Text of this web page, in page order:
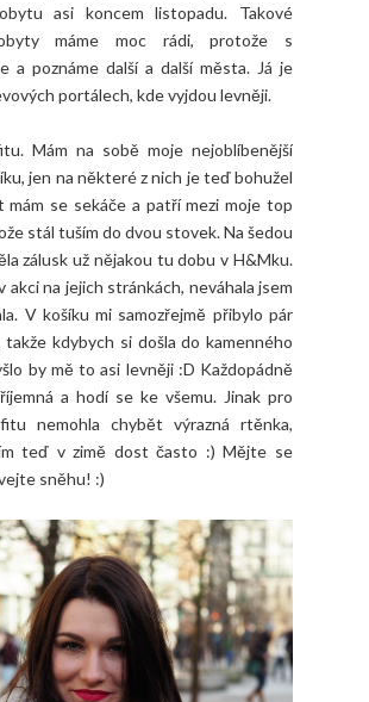
asi koncem listopadu. Takové
máme moc rádi, protože s
a poznáme další a další města. Já je
portálech, kde vyjdou levněji.
Mám na sobě moje nejoblíbenější
jen na některé z nich je teď bohužel
mám se sekáče a patří mezi moje top
stál tuším do dvou stovek. Na šedou
zálusk už nějakou tu dobu v H&Mku.
akci na jejich stránkách, neváhala jsem
V košíku mi samozřejmě přibylo pár
takže kdybych si došla do kamenného
by mě to asi levněji :D Každopádně
a hodí se ke všemu. Jinak pro
nemohla chybět výrazná rtěnka,
teď v zimě dost často :) Mějte se
sněhu! :)